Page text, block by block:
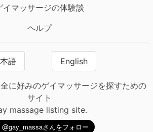
イマッサージの体験談
ヘルプ
語 English
に好みのゲイマッサージを探すための
サイト
massage listing site.